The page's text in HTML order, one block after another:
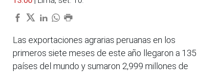
Las exportaciones agrarias peruanas en los
primeros siete meses de este año llegaron a 135
países del mundo y sumaron 2,999 millones de